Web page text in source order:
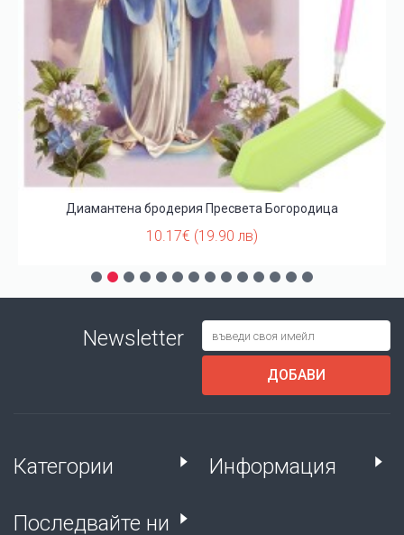
Диамантена бродерия Пресвета Богородица
10.17€ (19.90 лв)
Newsletter
ДОБАВИ
Категории Информация
Последвайте ни